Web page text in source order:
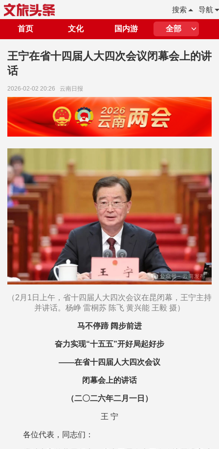
导航
搜索
首页 文化 国内游 全部
王宁在省十四届人大四次会议闭幕会上的讲
话
2026-02-02 20:26 云南日报
（2月1日上午，省十四届人大四次会议在昆闭幕，王宁主持
并讲话。杨峥 雷桐苏 陈飞 黄兴能 王毅 摄）
马不停蹄 阔步前进
奋力实现“十五五”开好局起好步
——在省十四届人大四次会议
闭幕会上的讲话
（二〇二六年二月一日）
王 宁
各位代表，同志们：